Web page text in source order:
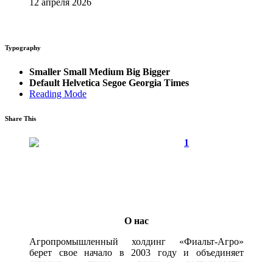
12 апреля 2026
Typography
Smaller Small Medium Big Bigger
Default Helvetica Segoe Georgia Times
Reading Mode
Share This
О нас
Агропромышленный холдинг «Фиальт-Агро»
берет свое начало в 2003 году и объединяет